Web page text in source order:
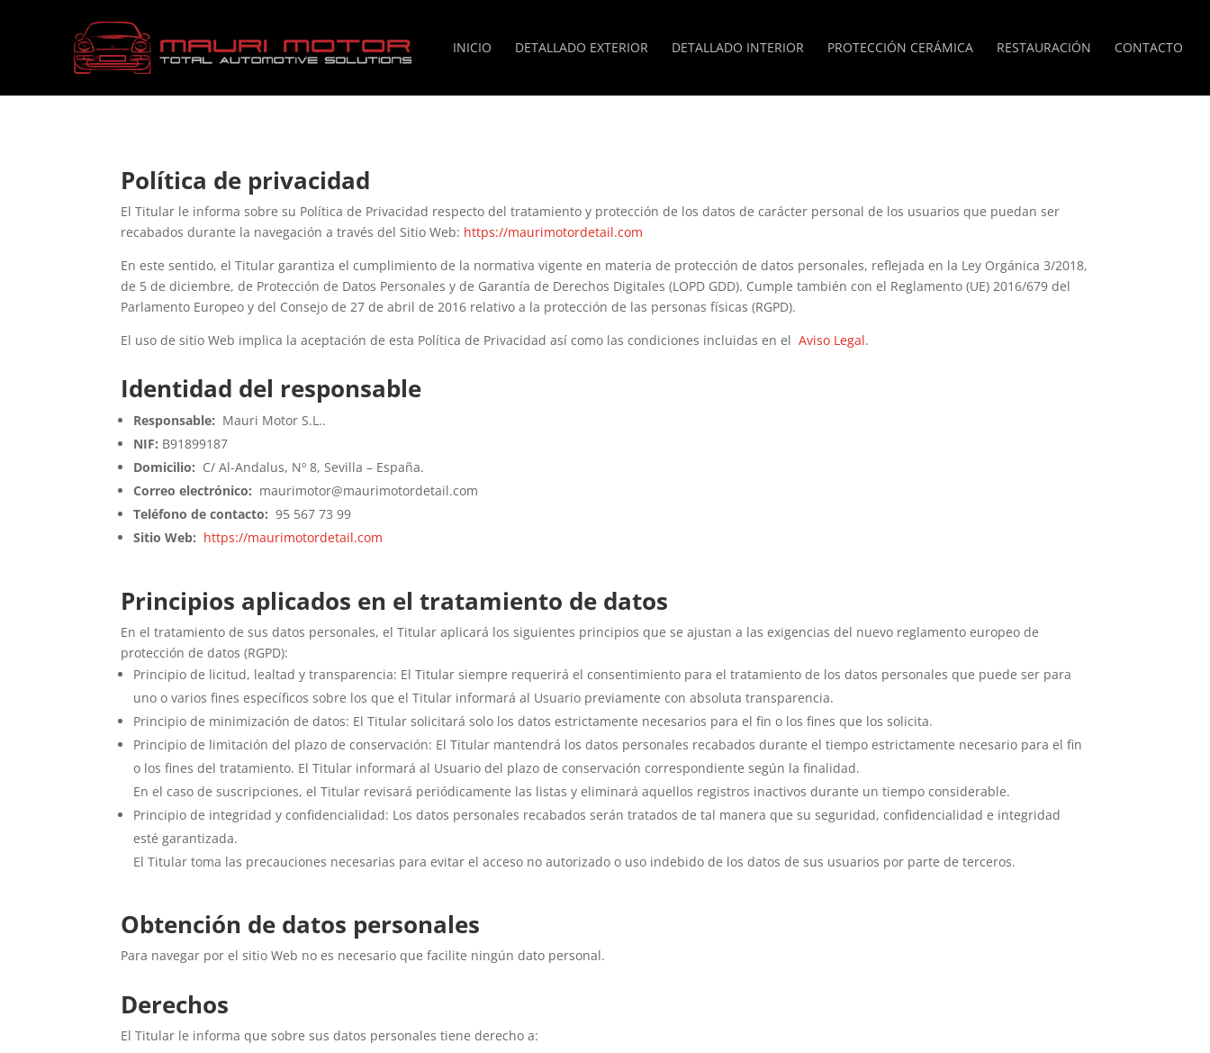
INICIO DETALLADO EXTERIOR DETALLADO INTERIOR PROTECCIÓN CERÁMICA RESTAURACIÓN CONTACTO
Política de privacidad
El Titular le informa sobre su Política de Privacidad respecto del tratamiento y protección de los datos de carácter personal de los usuarios que puedan ser
recabados durante la navegación a través del Sitio Web: https://maurimotordetail.com
En este sentido, el Titular garantiza el cumplimiento de la normativa vigente en materia de protección de datos personales, reflejada en la Ley Orgánica 3/2018,
de 5 de diciembre, de Protección de Datos Personales y de Garantía de Derechos Digitales (LOPD GDD). Cumple también con el Reglamento (UE) 2016/679 del
Parlamento Europeo y del Consejo de 27 de abril de 2016 relativo a la protección de las personas físicas (RGPD).
El uso de sitio Web implica la aceptación de esta Política de Privacidad así como las condiciones incluidas en elAviso Legal.
Identidad del responsable
Responsable: Mauri Motor S.L..
NIF: B91899187
Domicilio: C/ Al-Andalus, Nº 8, Sevilla – España.
Correo electrónico: maurimotor@maurimotordetail.com
Teléfono de contacto: 95 567 73 99
Sitio Web: https://maurimotordetail.com
Principios aplicados en el tratamiento de datos
En el tratamiento de sus datos personales, el Titular aplicará los siguientes principios que se ajustan a las exigencias del nuevo reglamento europeo de
protección de datos (RGPD):
Principio de licitud, lealtad y transparencia: El Titular siempre requerirá el consentimiento para el tratamiento de los datos personales que puede ser para
uno o varios fines específicos sobre los que el Titular informará al Usuario previamente con absoluta transparencia.
Principio de minimización de datos: El Titular solicitará solo los datos estrictamente necesarios para el fin o los fines que los solicita.
Principio de limitación del plazo de conservación: El Titular mantendrá los datos personales recabados durante el tiempo estrictamente necesario para el fin
o los fines del tratamiento. El Titular informará al Usuario del plazo de conservación correspondiente según la finalidad.
En el caso de suscripciones, el Titular revisará periódicamente las listas y eliminará aquellos registros inactivos durante un tiempo considerable.
Principio de integridad y confidencialidad: Los datos personales recabados serán tratados de tal manera que su seguridad, confidencialidad e integridad
esté garantizada.
El Titular toma las precauciones necesarias para evitar el acceso no autorizado o uso indebido de los datos de sus usuarios por parte de terceros.
Obtención de datos personales
Para navegar por el sitio Web no es necesario que facilite ningún dato personal.
Derechos
El Titular le informa que sobre sus datos personales tiene derecho a: